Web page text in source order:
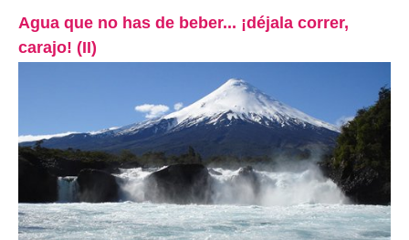
Agua que no has de beber... ¡déjala correr,
carajo! (II)